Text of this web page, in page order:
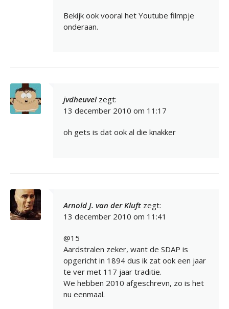
Bekijk ook vooral het Youtube filmpje
onderaan.
jvdheuvel zegt:
13 december 2010 om 11:17
oh gets is dat ook al die knakker
Arnold J. van der Kluft zegt:
13 december 2010 om 11:41
@15
Aardstralen zeker, want de SDAP is
opgericht in 1894 dus ik zat ook een jaar
te ver met 117 jaar traditie.
We hebben 2010 afgeschrevn, zo is het
nu eenmaal.